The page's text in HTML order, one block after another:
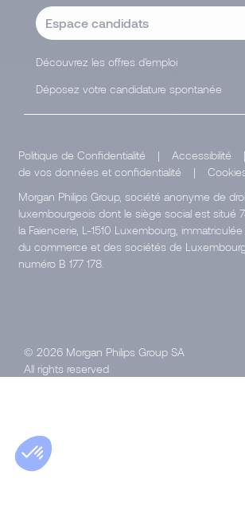
Espace candidats
Découvrez les offres d'emploi
Déposez votre candidature spontanée
Politique de Confidentialité | Accessibilité |
de vos données et confidentialité
|
Morgan Philips Group, société anonyme de
luxembourgeois dont le siège social est situé
la Faïencerie, L-1510 Luxembourg,
du commerce et des sociétés de
numéro B 177 178.
© 2026 Morgan Philips Group SA
All rights reserved